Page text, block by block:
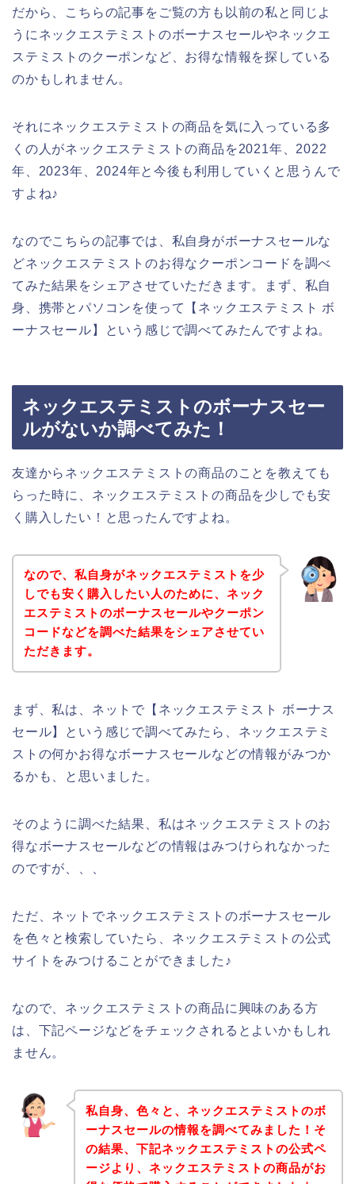
だから、こちらの記事をご覧の方も以前の私と同じよ
うにネックエステミストのボーナスセールやネックエ
ステミストのクーポンなど、お得な情報を探している
のかもしれません。
それにネックエステミストの商品を気に入っている多
くの人がネックエステミストの商品を2021年、2022
年、2023年、2024年と今後も利用していくと思うんで
すよね♪
なのでこちらの記事では、私自身がボーナスセールな
どネックエステミストのお得なクーポンコードを調べ
てみた結果をシェアさせていただきます。まず、私自
身、携帯とパソコンを使って【ネックエステミスト ボ
ーナスセール】という感じで調べてみたんですよね。
ネックエステミストのボーナスセー
ルがないか調べてみた！
友達からネックエステミストの商品のことを教えても
らった時に、ネックエステミストの商品を少しでも安
く購入したい！と思ったんですよね。
なので、私自身がネックエステミストを少
しでも安く購入したい人のために、ネック
エステミストのボーナスセールやクーポン
コードなどを調べた結果をシェアさせてい
ただきます。
まず、私は、ネットで【ネックエステミスト ボーナス
セール】という感じで調べてみたら、ネックエステミ
ストの何かお得なボーナスセールなどの情報がみつか
るかも、と思いました。
そのように調べた結果、私はネックエステミストのお
得なボーナスセールなどの情報はみつけられなかった
のですが、、、
ただ、ネットでネックエステミストのボーナスセール
を色々と検索していたら、ネックエステミストの公式
サイトをみつけることができました♪
なので、ネックエステミストの商品に興味のある方
は、下記ページなどをチェックされるとよいかもしれ
ません。
私自身、色々と、ネックエステミストのボ
ーナスセールの情報を調べてみました！そ
の結果、下記ネックエステミストの公式ペ
ージより、ネックエステミストの商品がお